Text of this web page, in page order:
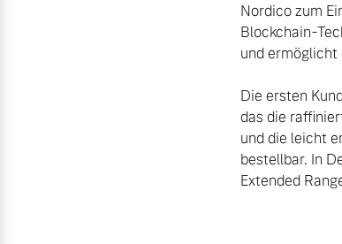
Nordico zum
Blockchain-
und
Die ersten
das die
und die leicht
bestellbar. In
Extended